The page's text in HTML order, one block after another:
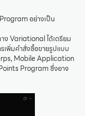
อย่างเป็น
ง Variational ได้เตรียม
เพิ่มคำสั่งซื้อขายรูปแบบ
Mobile Application
Program ซึ่งอาจ